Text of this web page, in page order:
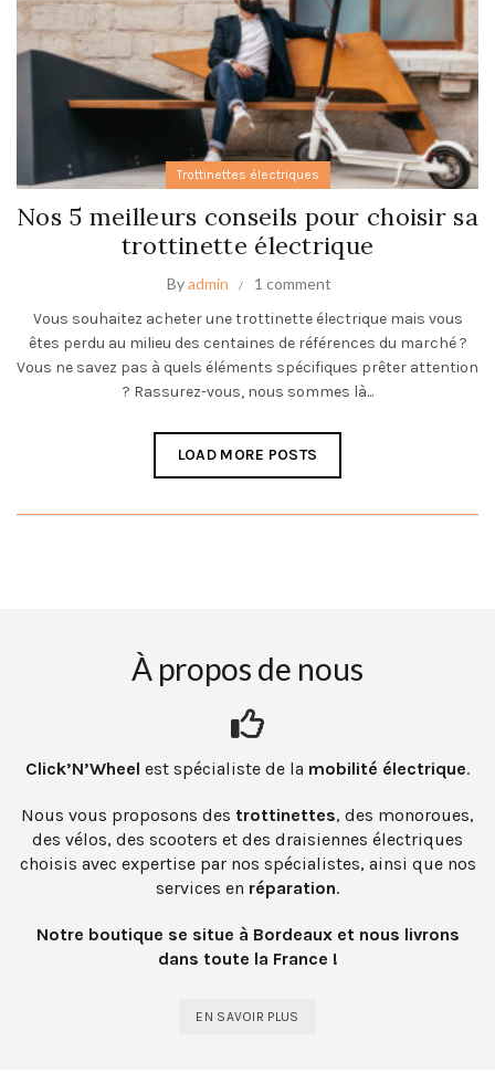
Trottinettes électriques
Nos 5 meilleurs conseils pour choisir sa
trottinette électrique
Byadmin
1 comment
Vous souhaitez acheter une trottinette électrique mais vous
êtes perdu au milieu des centaines de références du marché ?
Vous ne savez pas à quels éléments spécifiques prêter attention
? Rassurez-vous, nous sommes là...
LOAD MORE POSTS
À propos de nous
Click’N’Wheel est spécialiste de la mobilité électrique.
Nous vous proposons des trottinettes, des monoroues,
des vélos, des scooters et des draisiennes électriques
choisis avec expertise par nos spécialistes, ainsi que nos
services en réparation.
Notre boutique se situe à Bordeaux et nous livrons
dans toute la France !
EN SAVOIR PLUS